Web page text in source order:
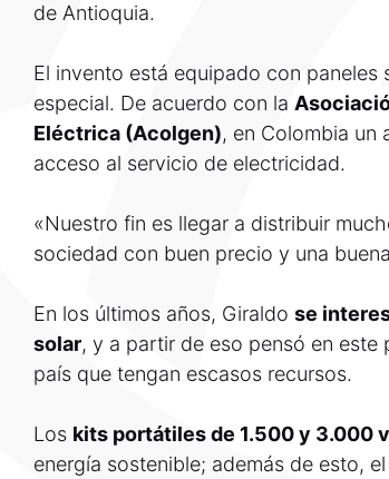
de Antioquia.
El invento está equipado con paneles
especial. De acuerdo con la
Eléctrica (Acolgen), en Colombia un
acceso al servicio de electricidad.
«Nuestro fin es llegar a distribuir
sociedad con buen precio y una
En los últimos años, Giraldo se
solar, y a partir de eso pensó en
país que tengan escasos recursos.
Los kits portátiles de 1.500 y 3.000
energía sostenible; además de esto,